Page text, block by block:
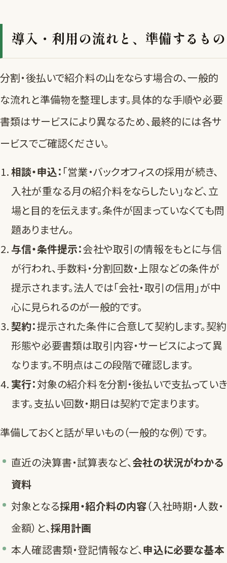
導入・利用の流れと、準備するもの
分割・後払いで紹介料の山をならす場合の、一般的
な流れと準備物を整理します。具体的な手順や必要
書類はサービスにより異なるため、最終的には各サ
ービスでご確認ください。
相談・申込： 「営業・バックオフィスの採用が続き、
入社が重なる月の紹介料をならしたい」など、立
場と目的を伝えます。条件が固まっていなくても問
題ありません。
与信・条件提示：会社や取引の情報をもとに与信
が行われ、手数料・分割回数・上限などの条件が
提示されます。法人では「会社・取引の信用」が中
心に見られるのが一般的です。
契約：提示された条件に合意して契約します。契約
形態や必要書類は取引内容・サービスによって異
なります。不明点はこの段階で確認します。
実行：対象の紹介料を分割・後払いで支払っていき
ます。支払い回数・期日は契約で定まります。
準備しておくと話が早いもの（一般的な例）です。
直近の決算書・試算表など、会社の状況がわかる
資料
対象となる採用・紹介料の内容（入社時期・人数・
金額）と、採用計画
本人確認書類・登記情報など、申込に必要な基本